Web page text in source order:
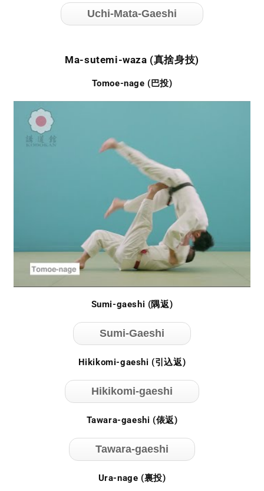
Uchi-Mata-Gaeshi
Ma-sutemi-waza (真捨身技)
Tomoe-nage (巴投)
Sumi-gaeshi (隅返)
Sumi-Gaeshi
Hikikomi-gaeshi (引込返)
Hikikomi-gaeshi
Tawara-gaeshi (俵返)
Tawara-gaeshi
Ura-nage (裏投)